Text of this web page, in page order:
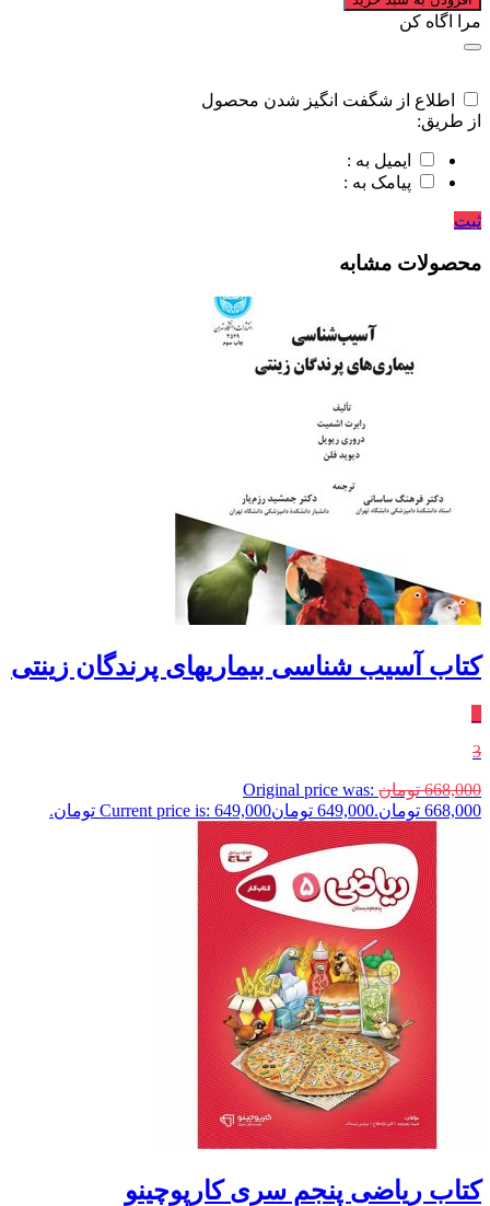
مرا اگاه کن
اطلاع از شگفت انگیز شدن محصول
از طریق:
ایمیل به :
پیامک به :
ثبت
محصولات مشابه
کتاب آسیب شناسی بیماریهای پرندگان زینتی
3
668,000 تومان Original price was:
668,000 تومان.
649,000 تومانCurrent price is: 649,000 تومان.
کتاب ریاضی پنجم سری کارپوچینو